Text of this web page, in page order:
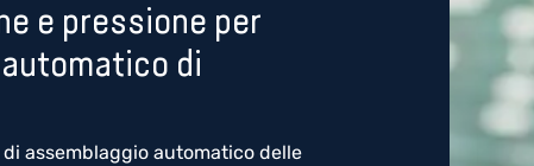
e pressione per
di
assemblaggio automatico delle